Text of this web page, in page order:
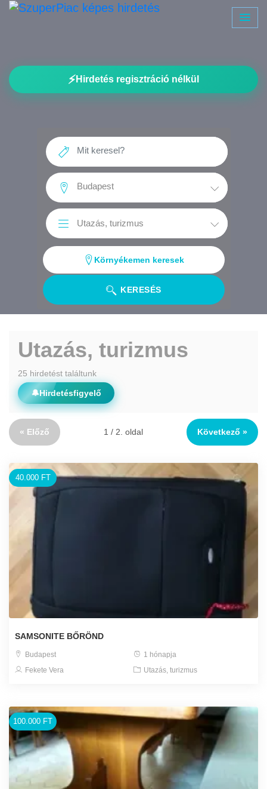
⚡Hirdetés regisztráció nélkül
KERESÉS
Környékemen keresek
Utazás, turizmus
25 hirdetést találtunk
🔔Hirdetésfigyelő
« Előző 1 / 2. oldal Következő »
40.000 FT
SAMSONITE BŐRÖND
Budapest
1 hónapja
Fekete Vera
Utazás, turizmus
100.000 FT